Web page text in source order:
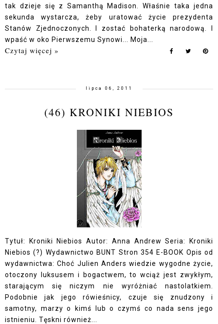
tak dzieje się z Samanthą Madison. Właśnie taka jedna
sekunda wystarcza, żeby uratować życie prezydenta
Stanów Zjednoczonych. I zostać bohaterką narodową. I
wpaść w oko Pierwszemu Synowi... Moja...
Czytaj więcej »
lipca 06, 2011
(46) KRONIKI NIEBIOS
Tytuł: Kroniki Niebios Autor: Anna Andrew Seria: Kroniki
Niebios (?) Wydawnictwo BUNT Stron 354 E-BOOK Opis od
wydawnictwa: Choć Julien Anders wiedzie wygodne życie,
otoczony luksusem i bogactwem, to wciąż jest zwykłym,
starającym się niczym nie wyróżniać nastolatkiem.
Podobnie jak jego rówieśnicy, czuje się znudzony i
samotny, marzy o kimś lub o czymś co nada sens jego
istnieniu. Tęskni również...